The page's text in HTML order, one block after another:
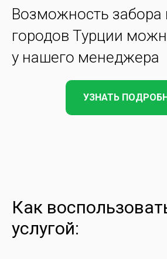
Возможность забора
городов Турции
у нашего менеджера
УЗНАТЬ
Как
услугой: